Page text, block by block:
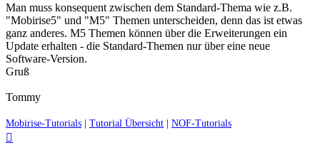
Man muss konsequent zwischen dem Standard-Thema wie z.B.
"Mobirise5" und "M5" Themen unterscheiden, denn das ist etwas
ganz anderes. M5 Themen können über die Erweiterungen ein
Update erhalten - die Standard-Themen nur über eine neue
Software-Version.
Gruß
Tommy
Mobirise-Tutorials | Tutorial Übersicht | NOF-Tutorials